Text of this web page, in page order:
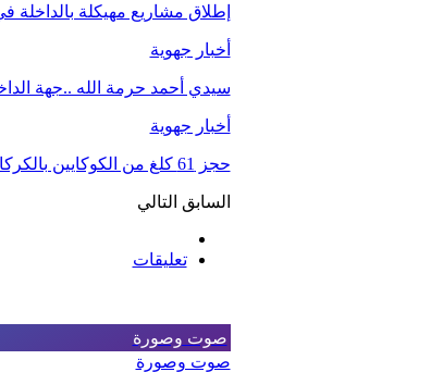
إطلاق مشاريع مهيكلة بالداخلة
أخبار جهوية
سيدي أحمد حرمة الله ..جهة
أخبار جهوية
حجز 61 كلغ من الكوكايين بالكركارات و توقيف شخصين.
السابق التالي
تعليقات
صوت وصورة
صوت وصورة